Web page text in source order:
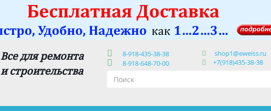
Все для ремонта
и строительства
8-918-435-38-38
8-918-648-70-00
shop1@eweiss.ru
+7(918)435-38-38